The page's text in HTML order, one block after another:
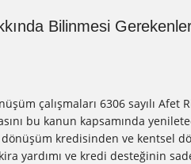
Bilinmesi
çalışmaları 6306 sayılı Afet
bu kanun kapsamında
kredisinden ve kentsel
yardımı ve kredi desteğinin